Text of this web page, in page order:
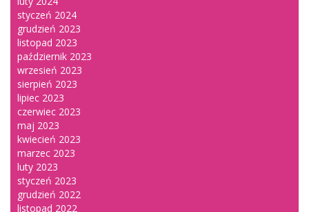
styczeń 2024
grudzień 2023
listopad 2023
październik 2023
wrzesień 2023
sierpień 2023
lipiec 2023
czerwiec 2023
maj 2023
kwiecień 2023
marzec 2023
luty 2023
styczeń 2023
grudzień 2022
listopad 2022